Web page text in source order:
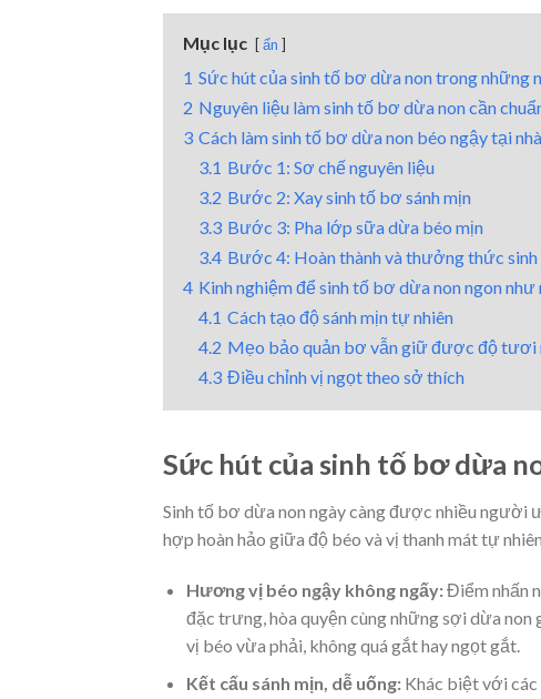
Mục lục ẩn
1 Sức hút của sinh tố bơ dừa non trong những
2 Nguyên liệu làm sinh tố bơ dừa non cần
3 Cách làm sinh tố bơ dừa non béo ngậy tại nhà
3.1 Bước 1: Sơ chế nguyên liệu
3.2 Bước 2: Xay sinh tố bơ sánh mịn
3.3 Bước 3: Pha lớp sữa dừa béo mịn
3.4 Bước 4: Hoàn thành và thưởng thức
4 Kinh nghiệm để sinh tố bơ dừa non ngon như
4.1 Cách tạo độ sánh mịn tự nhiên
4.2 Mẹo bảo quản bơ vẫn giữ được độ tươi
4.3 Điều chỉnh vị ngọt theo sở thích
Sức hút của sinh tố bơ dừa
Sinh tố bơ dừa non ngày càng được nhiều người
hợp hoàn hảo giữa độ béo và vị thanh mát tự
Hương vị béo ngậy không ngấy:Điểm nhấn
đặc trưng, hòa quyện cùng những sợi dừa non
vị béo vừa phải, không quá gắt hay ngọt gắt.
Kết cấu sánh mịn, dễ uống:Khác biệt với các